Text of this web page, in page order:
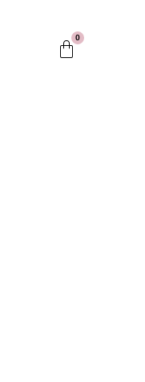
0
Kurv